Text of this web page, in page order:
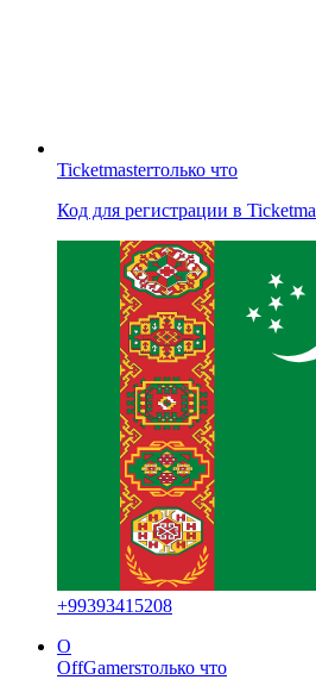
Ticketmasterтолько что
Код для регистрации в
+99393415208
O
OffGamersтолько что